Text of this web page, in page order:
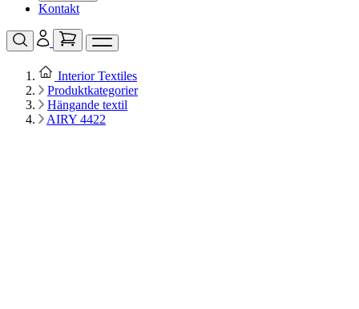
Kontakt
Interior Textiles
Produktkategorier
Hängande textil
AIRY 4422